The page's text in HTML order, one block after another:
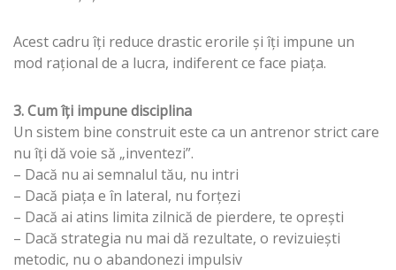
Acest cadru îți reduce drastic erorile și îți impune un
mod rațional de a lucra, indiferent ce face piața.
3. Cum îți impune disciplina
Un sistem bine construit este ca un antrenor strict care
nu îți dă voie să „inventezi”.
– Dacă nu ai semnalul tău, nu intri
– Dacă piața e în lateral, nu forțezi
– Dacă ai atins limita zilnică de pierdere, te oprești
– Dacă strategia nu mai dă rezultate, o revizuiești
metodic, nu o abandonezi impulsiv